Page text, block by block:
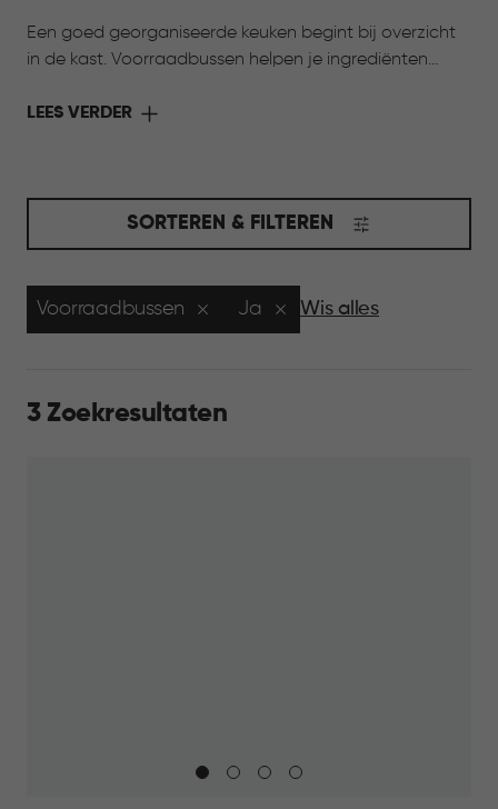
Een goed georganiseerde keuken begint bij overzicht
in de kast. Voorraadbussen helpen je ingrediënten
pasta tot koffie of snacks: alles is snel gevonden en
LEES VERDER
SORTEREN & FILTEREN
Voorraadbussen Ja Wis alles
3 Zoekresultaten